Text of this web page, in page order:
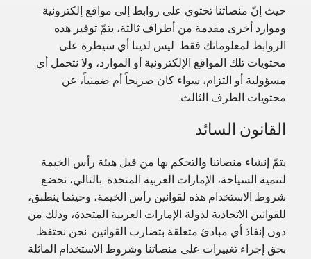
حيث إنّ منصاتنا تحتوي على روابط إلى مواقع إلكترونية
وموارد أخرى مقدمة من أطراف ثالثة، يتمّ توفير هذه
الروابط لمعلوماتك فقط. ليس لدينا أي سيطرة على
محتويات تلك المواقع الإلكترونية أو الموارد، ولا نتحمل أي
مسؤولية أو التزام، سواء كان صريحاً أم ضمنياً، عن
محتويات الطرف الثالث.
القانون السائد
يتمّ إنشاء منصاتنا والتحكم بها من قبل هيئة رأس الخيمة
لتنمية السياحة، الإمارات العربية المتحدة. بالتالي، تخضع
شروط الاستخدام هذه لقوانين رأس الخيمة، وحيثما ينطبق،
للقوانين الاتحادية لدولة الإمارات العربية المتحدة، وذلك من
دون إنفاذ أي مبادئ متعلقة بتضارب القوانين. نحن نحتفظ
بحق إجراء تغييرات على منصاتنا وشروط الاستخدام الماثلة